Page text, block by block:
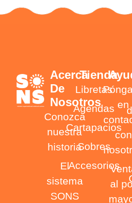
Acerca
De
Nosotros
Conozca
nuestra
historia
El
sistema
SONS
Tienda
Libretas
Agendas
Cartapacios
Sobres
Accesorios
en
con
al